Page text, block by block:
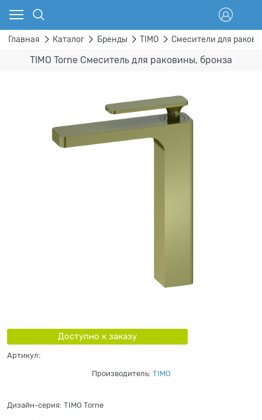
Главная Каталог Бренды TIMO Смесители для
TIMO Torne Смеситель для раковины, бронза
Доступно к заказу
Артикул:
Производитель: TIMO
Дизайн-серия: TIMO Torne